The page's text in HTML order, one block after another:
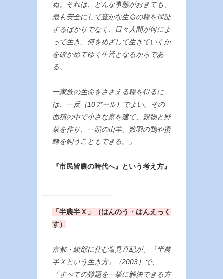
ぬ。それは、どんな事態がおきても、
最も安全にして豊かな生命の糧を保証
するばかりでなく、日々人間が何によ
って生き、何をめざして生きていくか
を確かめてゆく生活となるからであ
る。
一家族の生命をささえる糧を得るに
は、一反（10アール）でよい。その
面積の中で小さな家を建て、穀物と野
菜を作り、一頭の山羊、数羽の鶏や蜜
蜂を飼うこともできる。」
『市民皆農の時代へ』という考え方』
「半農半Ｘ」（はんのう・はんえっく
す）
京都・綾部に住む塩見直紀が、『半農
半Ｘという生き方』（2003）で、
「すべての難題を一挙に解決できる方